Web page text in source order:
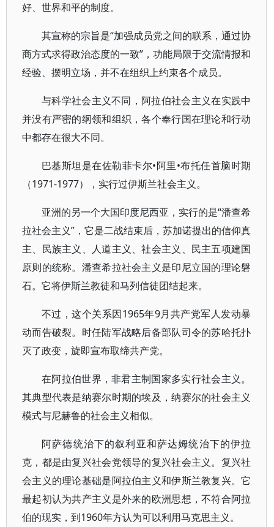
好、世界和平的制度。
其宣称的宗旨是“加强成员党之间的联系，通过协
商方式求得政治态度的一致”，功能局限于交流情报和
经验、摆明立场，并不在组织上约束各个成员。
与科学社会主义不同，阿拉伯社会主义在实践中
并没有严密的纲领和组织，各个奉行国在理论和行动
中都存在很大不同。
巴基斯坦是在佐勒菲卡尔•阿里•布托任首脑时期
（1971-1977），实行过伊斯兰社会主义。
亚洲的另一个大国印度尼西亚，实行的是“潘查希
拉社会主义”，它是二战结束后，苏加诺提出的信仰真
主、民族主义、人道主义、社会主义、民主五项建国
原则的统称。潘查希拉社会主义是印尼立国的理论磐
石。它将伊斯兰教徒和马列信徒团结起来。
不过，这个关系因1965年9月共产党军人发动暴
动而告破裂。时任陆军战略后备部队司令的苏哈托扑
灭了政变，旋即宣布取缔共产党。
在阿拉伯世界，非君主制国家多实行社会主义。
其典型代表是纳赛尔时期的埃及，纳赛尔的社会主义
模式与尼赫鲁的社会主义相似。
阿萨德统治下的叙利亚和萨达姆统治下的伊拉
克，都是由复兴社会党领导的复兴社会主义。复兴社
会主义的理论基础是阿拉伯主义和伊斯兰教复兴。它
最起初认为共产主义是外来的欧洲思想，不符合阿拉
伯的现实，到1960年方认为可以利用马克思主义。